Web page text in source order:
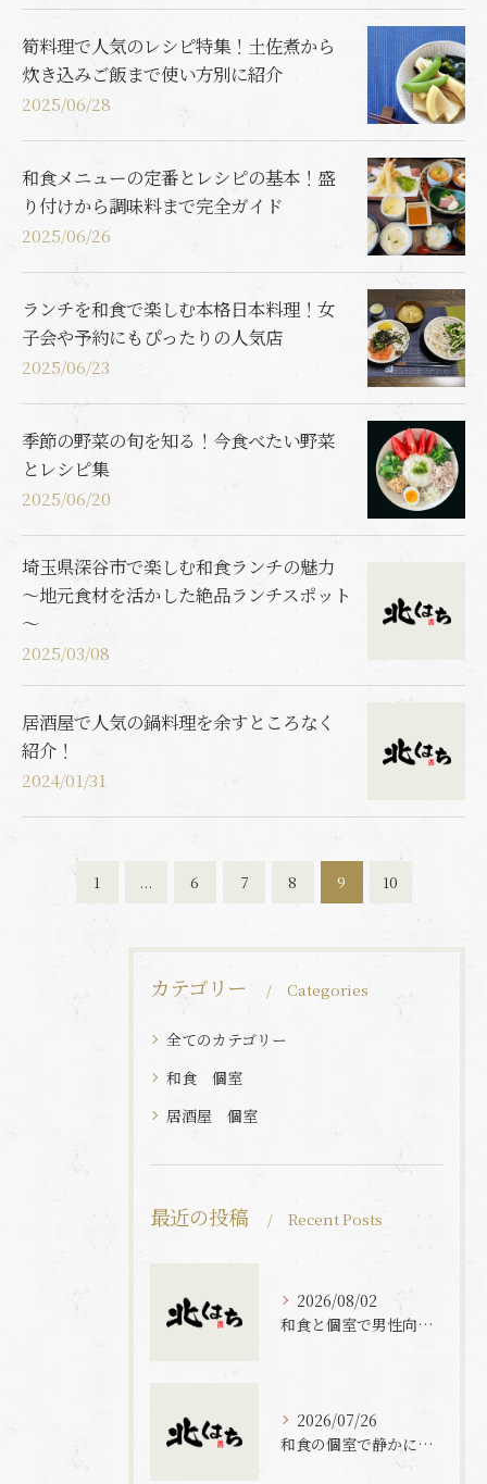
筍料理で人気のレシピ特集！土佐煮から
炊き込みご飯まで使い方別に紹介
2025/06/28
和食メニューの定番とレシピの基本！盛
り付けから調味料まで完全ガイド
2025/06/26
ランチを和食で楽しむ本格日本料理！女
子会や予約にもぴったりの人気店
2025/06/23
季節の野菜の旬を知る！今食べたい野菜
とレシピ集
2025/06/20
埼玉県深谷市で楽しむ和食ランチの魅力
～地元食材を活かした絶品ランチスポット
～
2025/03/08
居酒屋で人気の鍋料理を余すところなく
紹介！
2024/01/31
1 ... 6 7 8 9 10
カテゴリー Categories
全てのカテゴリー
和食 個室
居酒屋 個室
最近の投稿 Recent Posts
2026/08/02
和食と個室で男性向けに最適な埼玉県熊谷市さいたま市桜区の落ち着く空間選び方ガイド
2026/07/26
和食の個室で静かに過ごす特別なひとときと会話を楽しむコツ